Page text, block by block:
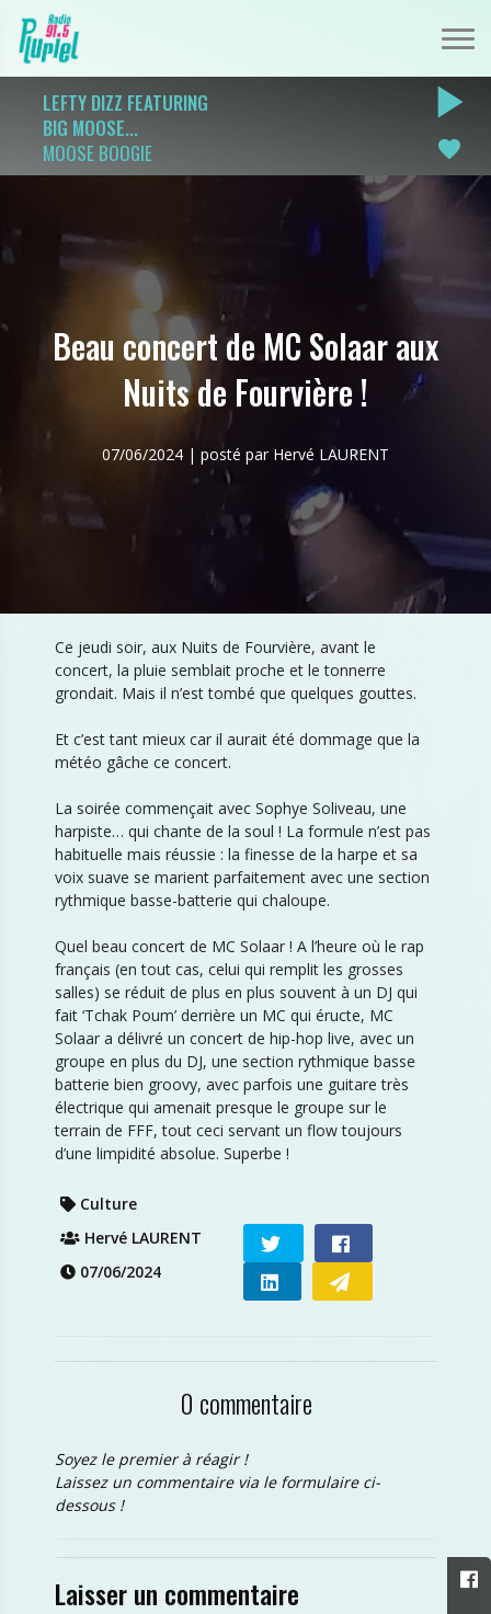
LEFTY DIZZ FEATURING
BIG MOOSE...
MOOSE BOOGIE
play_arrow
favorite
Beau concert de MC Solaar aux
Nuits de Fourvière !
07/06/2024 | posté par Hervé LAURENT
Ce jeudi soir, aux Nuits de Fourvière, avant le
concert, la pluie semblait proche et le tonnerre
grondait. Mais il n’est tombé que quelques gouttes.
Et c’est tant mieux car il aurait été dommage que la
météo gâche ce concert.
La soirée commençait avec Sophye Soliveau, une
harpiste… qui chante de la soul ! La formule n’est pas
habituelle mais réussie : la finesse de la harpe et sa
voix suave se marient parfaitement avec une section
rythmique basse-batterie qui chaloupe.
Quel beau concert de MC Solaar ! A l’heure où le rap
français (en tout cas, celui qui remplit les grosses
salles) se réduit de plus en plus souvent à un DJ qui
fait ‘Tchak Poum’ derrière un MC qui éructe, MC
Solaar a délivré un concert de hip-hop live, avec un
groupe en plus du DJ, une section rythmique basse
batterie bien groovy, avec parfois une guitare très
électrique qui amenait presque le groupe sur le
terrain de FFF, tout ceci servant un flow toujours
d’une limpidité absolue. Superbe !
Culture
Hervé LAURENT
07/06/2024
0 commentaire
Soyez le premier à réagir !
Laissez un commentaire via le formulaire ci-
dessous !
Laisser un commentaire